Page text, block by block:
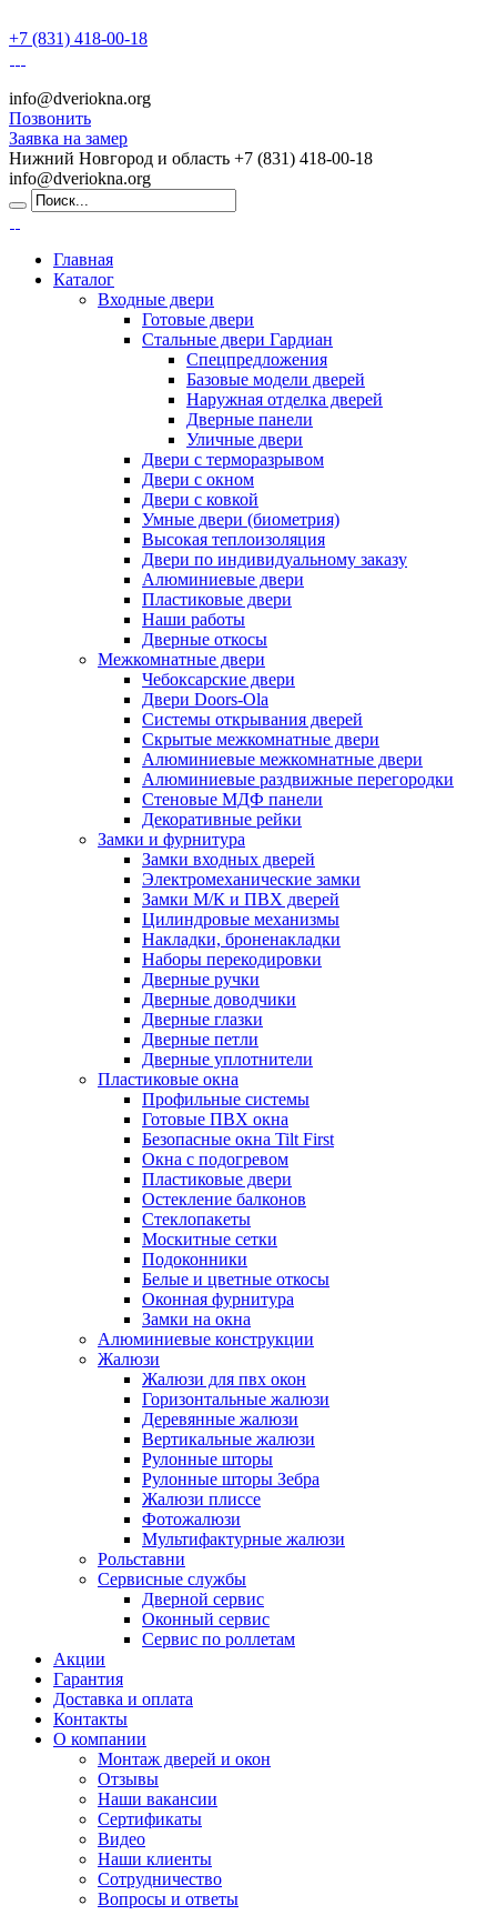
+7 (831) 418-00-18
info@dveriokna.org
Позвонить
Заявка на замер
Нижний Новгород и область +7 (831) 418-00-18
info@dveriokna.org
Главная
Каталог
Входные двери
Готовые двери
Стальные двери Гардиан
Спецпредложения
Базовые модели дверей
Наружная отделка дверей
Дверные панели
Уличные двери
Двери с терморазрывом
Двери с окном
Двери с ковкой
Умные двери (биометрия)
Высокая теплоизоляция
Двери по индивидуальному заказу
Алюминиевые двери
Пластиковые двери
Наши работы
Дверные откосы
Межкомнатные двери
Чебоксарские двери
Двери Doors-Ola
Системы открывания дверей
Скрытые межкомнатные двери
Алюминиевые межкомнатные двери
Алюминиевые раздвижные перегородки
Стеновые МДФ панели
Декоративные рейки
Замки и фурнитура
Замки входных дверей
Электромеханические замки
Замки М/К и ПВХ дверей
Цилиндровые механизмы
Накладки, броненакладки
Наборы перекодировки
Дверные ручки
Дверные доводчики
Дверные глазки
Дверные петли
Дверные уплотнители
Пластиковые окна
Профильные системы
Готовые ПВХ окна
Безопасные окна Tilt First
Окна с подогревом
Пластиковые двери
Остекление балконов
Стеклопакеты
Москитные сетки
Подоконники
Белые и цветные откосы
Оконная фурнитура
Замки на окна
Алюминиевые конструкции
Жалюзи
Жалюзи для пвх окон
Горизонтальные жалюзи
Деревянные жалюзи
Вертикальные жалюзи
Рулонные шторы
Рулонные шторы Зебра
Жалюзи плиссе
Фотожалюзи
Мультифактурные жалюзи
Рольставни
Сервисные службы
Дверной сервис
Оконный сервис
Сервис по роллетам
Акции
Гарантия
Доставка и оплата
Контакты
О компании
Монтаж дверей и окон
Отзывы
Наши вакансии
Сертификаты
Видео
Наши клиенты
Сотрудничество
Вопросы и ответы